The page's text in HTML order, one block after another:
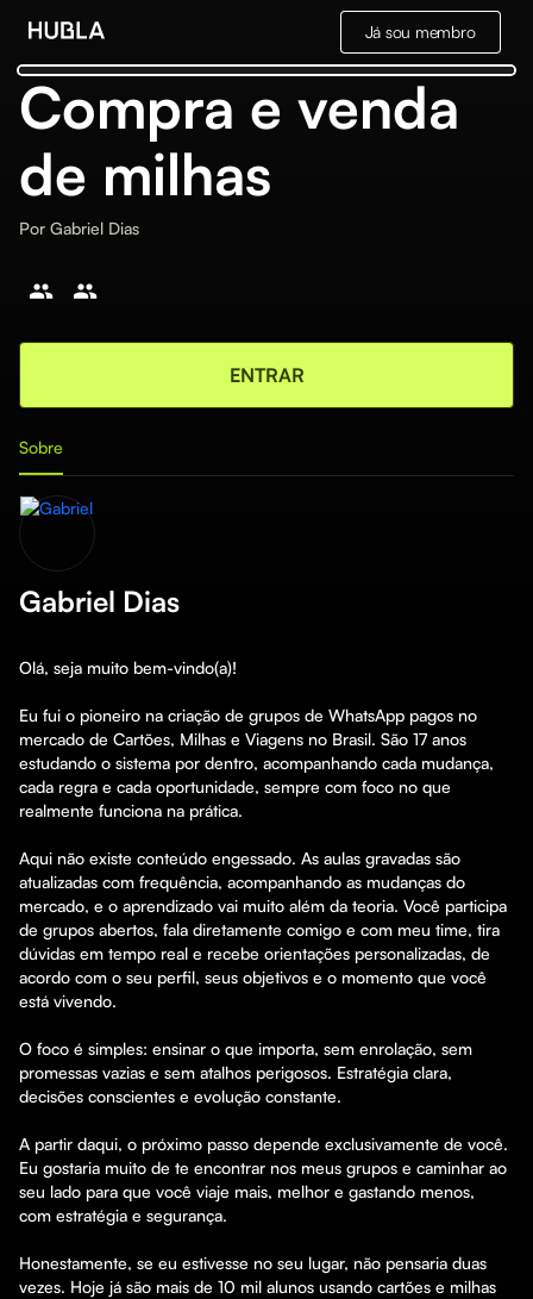
Já sou membro
Compra e venda
de milhas
Por Gabriel Dias
ENTRAR
Sobre
Gabriel Dias
Olá, seja muito bem-vindo(a)!
Eu fui o pioneiro na criação de grupos de WhatsApp pagos no
mercado de Cartões, Milhas e Viagens no Brasil. São 17 anos
estudando o sistema por dentro, acompanhando cada mudança,
cada regra e cada oportunidade, sempre com foco no que
realmente funciona na prática.
Aqui não existe conteúdo engessado. As aulas gravadas são
atualizadas com frequência, acompanhando as mudanças do
mercado, e o aprendizado vai muito além da teoria. Você participa
de grupos abertos, fala diretamente comigo e com meu time, tira
dúvidas em tempo real e recebe orientações personalizadas, de
acordo com o seu perfil, seus objetivos e o momento que você
está vivendo.
O foco é simples: ensinar o que importa, sem enrolação, sem
promessas vazias e sem atalhos perigosos. Estratégia clara,
decisões conscientes e evolução constante.
A partir daqui, o próximo passo depende exclusivamente de você.
Eu gostaria muito de te encontrar nos meus grupos e caminhar ao
seu lado para que você viaje mais, melhor e gastando menos,
com estratégia e segurança.
Honestamente, se eu estivesse no seu lugar, não pensaria duas
vezes. Hoje já são mais de 10 mil alunos usando cartões e milhas